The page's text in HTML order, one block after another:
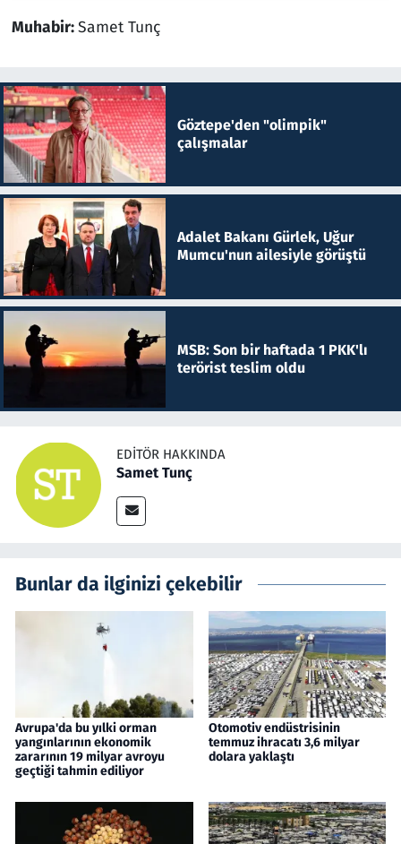
Muhabir:Samet Tunç
Göztepe'den "olimpik"
çalışmalar
Adalet Bakanı Gürlek, Uğur
Mumcu'nun ailesiyle görüştü
MSB: Son bir haftada 1 PKK'lı
terörist teslim oldu
EDITÖR HAKKINDA
Samet Tunç
Bunlar da ilginizi çekebilir
Avrupa'da bu yılki orman
yangınlarının ekonomik
zararının 19 milyar avroyu
geçtiği tahmin ediliyor
Otomotiv endüstrisinin
temmuz ihracatı 3,6 milyar
dolara yaklaştı